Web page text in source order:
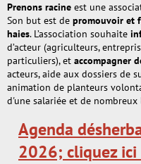
Prenons racine est une
Son but est de promouvoir et
haies. L’association souhaite
d’acteur (agriculteurs,
particuliers), et accompagner
acteurs, aide aux dossiers de
animation de planteurs
d'une salariée et de nombreux
Agenda
2026; cliquez ici